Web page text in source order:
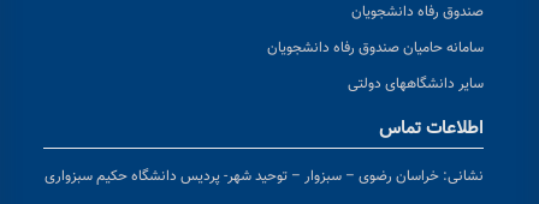
صندوق رفاه دانشجویان
سامانه حامیان صندوق رفاه دانشجویان
سایر دانشگاههای دولتی
اطلاعات تماس
نشانی: خراسان رضوی – سبزوار – توحید شهر- پردیس دانشگاه حکیم سبزواری